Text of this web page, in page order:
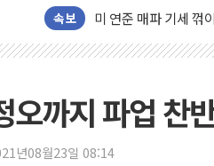
속보
[종합] 이슬람 수니파
트럼프, 백신·자폐
이란 핵심 원유 수
美 고용 쇼크에 엔화
[AI MY 뉴스] 뉴욕 반
오까지 파업 찬
년08월23일 08:14